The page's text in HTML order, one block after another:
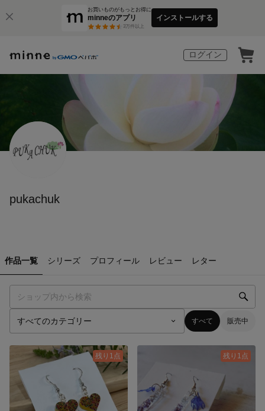
お買いものがもっとお得に
minneのアプリ
3万件以上
インストールする
ログイン
pukachuk
作品一覧 シリーズ プロフィール レビュー レター
すべて 販売中
残り1点 残り1点